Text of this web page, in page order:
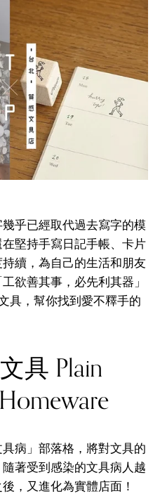
乎已經取代過去寫字的模
堅持手寫日記手帳、卡片
續，為自己的生活和朋友
欲善其事，必先利其器」
具，幫你找到愛不釋手的
具 Plain
病」部落格，將對文具的
著受到感染的文具病人越
，又進化為實體店面！